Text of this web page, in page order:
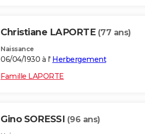
Christiane LAPORTE (77 ans)
Naissance
06/04/1930 à l' Herbergement
Famille LAPORTE
Gino SORESSI (96 ans)